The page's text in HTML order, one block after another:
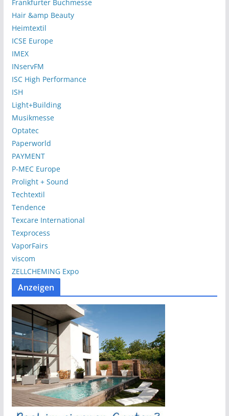
Frankfurter Buchmesse
Hair &amp Beauty
Heimtextil
ICSE Europe
IMEX
INservFM
ISC High Performance
ISH
Light+Building
Musikmesse
Optatec
Paperworld
PAYMENT
P-MEC Europe
Prolight + Sound
Techtextil
Tendence
Texcare International
Texprocess
VaporFairs
viscom
ZELLCHEMING Expo
Anzeigen